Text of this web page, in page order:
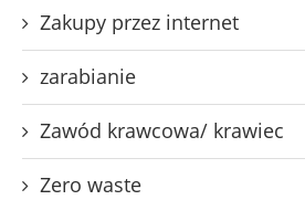
Zakupy przez internet
zarabianie
Zawód krawcowa/ krawiec
Zero waste